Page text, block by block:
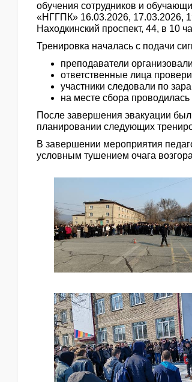
обучения сотрудников и
«НГГПК» 16.03.2026, 17.03.2026,
Находкинский проспект, 44, в 10
Тренировка началась с подачи
преподаватели
ответственные лица
участники следовали по
на месте сбора
После завершения эвакуации
планировании следующих
В завершении мероприятия
условным тушением очага